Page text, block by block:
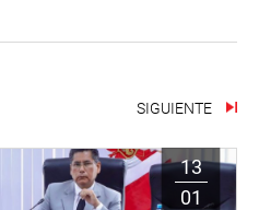
SIGUIENTE
13
01